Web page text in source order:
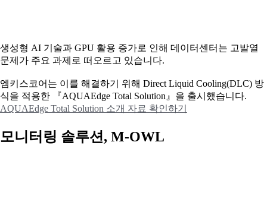
생성형 AI 기술과 GPU 활용 증가로 인해 데이터센터는 고발열
문제가 주요 과제로 떠오르고 있습니다.
엠키스코어는 이를 해결하기 위해 Direct Liquid Cooling(DLC) 방
식을 적용한 『AQUAEdge Total Solution』을 출시했습니다.
AQUAEdge Total Solution 소개 자료 확인하기
모니터링 솔루션, M-OWL